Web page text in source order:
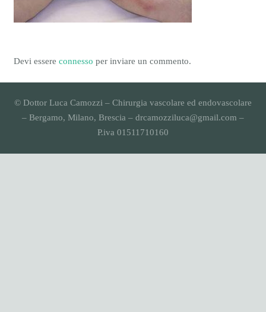
Devi essere connesso per inviare un commento.
© Dottor Luca Camozzi – Chirurgia vascolare ed endovascolare
– Bergamo, Milano, Brescia – drcamozziluca@gmail.com –
P.iva 01511710160